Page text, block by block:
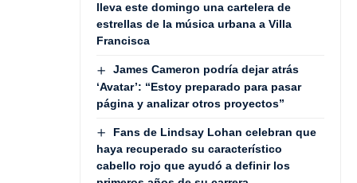
lleva este domingo una cartelera de
estrellas de la música urbana a Villa
Francisca
James Cameron podría dejar atrás
‘Avatar’: “Estoy preparado para pasar
página y analizar otros proyectos”
Fans de Lindsay Lohan celebran que
haya recuperado su característico
cabello rojo que ayudó a definir los